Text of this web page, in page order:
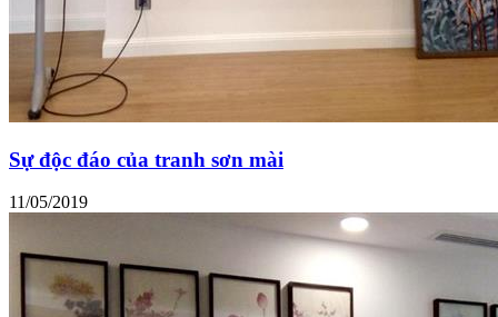
Sự độc đáo của tranh sơn mài
11/05/2019